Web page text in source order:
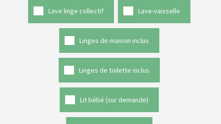
Lave linge collectif Lave-vaisselle
Linges de maison inclus
Linges de toilette inclus
Lit bébé (sur demande)